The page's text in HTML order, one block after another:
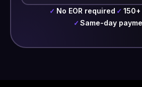
✓ No EOR required ✓
✓ Same-day